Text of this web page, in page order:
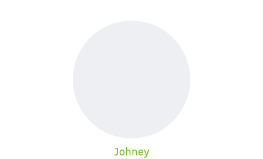
Johney